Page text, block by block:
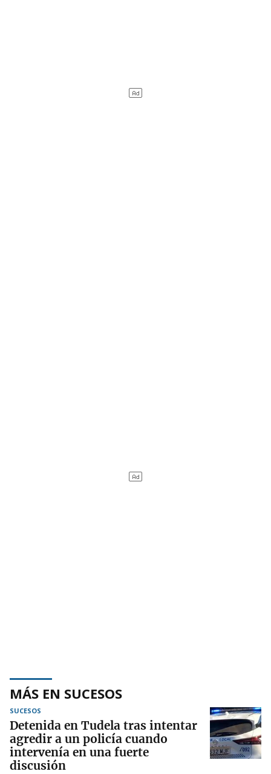
MÁS EN SUCESOS
SUCESOS
Detenida en Tudela tras intentar
agredir a un policía cuando
intervenía en una fuerte
discusión